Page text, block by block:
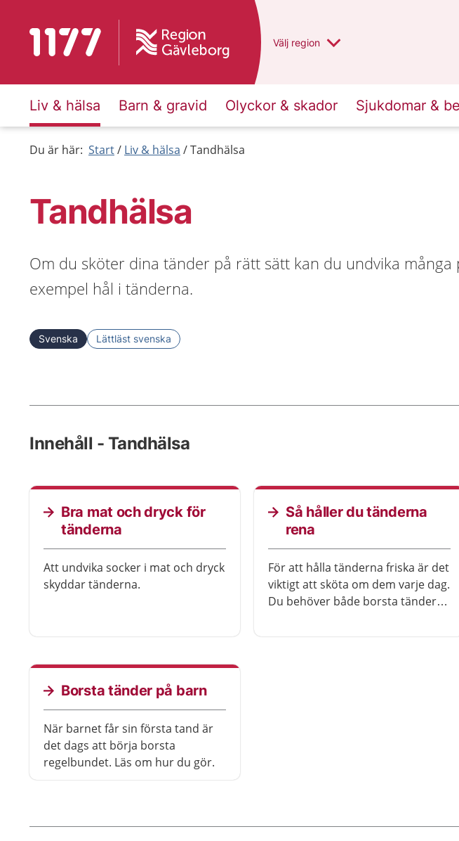
Till startsidan för 1177 Du har valt region
Välj en annan
region
Liv & hälsa Barn & gravid Olyckor & skador Sjukdomar &
Du är här: Start Liv & hälsa Tandhälsa
Tandhälsa
Om du sköter dina tänder på rätt sätt kan du undvika många
exempel hål i tänderna.
Svenska Lättläst svenska
Innehåll - Tandhälsa
Bra mat och dryck för
tänderna
Att undvika socker i mat och dryck
skyddar tänderna.
Så håller du tänderna
rena
För att hålla tänderna friska är det
viktigt att sköta om dem varje dag.
Du behöver både borsta tänderna
Borsta tänder på barn
När barnet får sin första tand är
det dags att börja borsta
regelbundet. Läs om hur du gör.